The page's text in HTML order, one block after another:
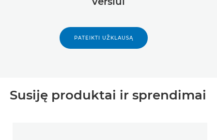
PATEIKTI UŽKLAUSĄ
Susiję produktai ir sprendimai